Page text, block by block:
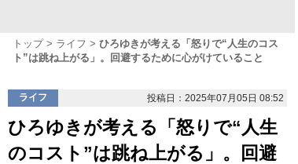
トップ ライフ
ひろゆきが考える「怒りで“人生のコス
ト”は跳ね上がる」。回避するために心がけていること
ライフ 投稿日：2025年07月05日 08:52
ひろゆきが考える「怒りで“人生
のコスト”は跳ね上がる」。回避